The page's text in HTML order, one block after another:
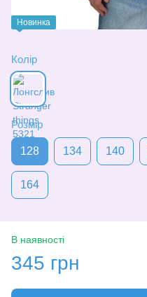
Новинка
Колір
Розмір
128 134 140
164
В наявності
345 грн